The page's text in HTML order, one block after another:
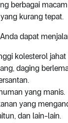
berbagai
kurang tepat.
dapat
kolesterol
daging
yang manis.
yang
dan lain-lain.